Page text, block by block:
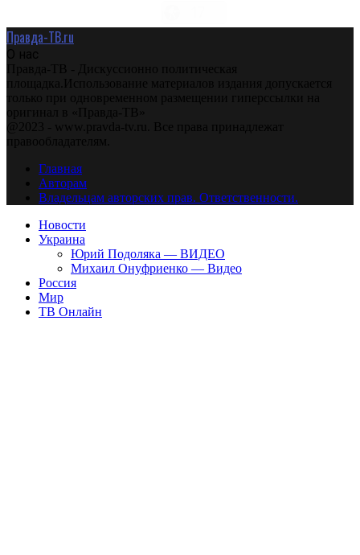
Правда-ТВ.ru
О нас
Правда-ТВ - Дискуссионно политическая
площадка.Использование материалов издания допускается
только при одновременном размещении гиперссылки на
оригинал в «Правда-ТВ»
@2023 - www.pravda-tv.ru. Все права принадлежат
правообладателям.
Главная
Авторам
Владельцам авторских прав. Ответственности.
Новости
Украина
Юрий Подоляка — ВИДЕО
Михаил Онуфриенко — Видео
Россия
Мир
ТВ Онлайн